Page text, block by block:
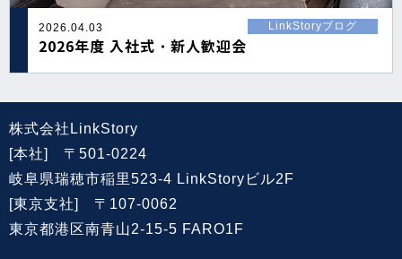
2026.04.03 LinkStoryブログ
2026年度 入社式・新人歓迎会
株式会社LinkStory
[本社] 〒501-0224
岐阜県瑞穂市稲里523-4 LinkStoryビル2F
[東京支社] 〒107-0062
東京都港区南青山2-15-5 FARO1F